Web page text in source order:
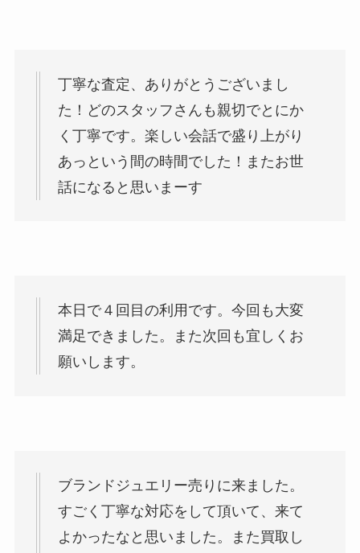
丁寧な査定、ありがとうございまし
た！どのスタッフさんも親切でとにか
く丁寧です。楽しい会話で盛り上がり
あっという間の時間でした！またお世
話になると思いまーす️
本日で４回目の利用です。今回も大変
満足できました。また次回も宜しくお
願いします。
ブランドジュエリー売りに来ました。
すごく丁寧な対応をして頂いて、来て
よかったなと思いました。また買取し